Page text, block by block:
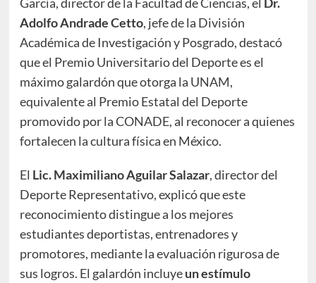
Adolfo Andrade Cetto, jefe de la División
Académica de Investigación y Posgrado, destacó
que el Premio Universitario del Deporte es el
máximo galardón que otorga la UNAM,
equivalente al Premio Estatal del Deporte
promovido por la CONADE, al reconocer a quienes
fortalecen la cultura física en México.
El Lic. Maximiliano Aguilar Salazar, director del
Deporte Representativo, explicó que este
reconocimiento distingue a los mejores
estudiantes deportistas, entrenadores y
promotores, mediante la evaluación rigurosa de
sus logros. El galardón incluyeun estímulo